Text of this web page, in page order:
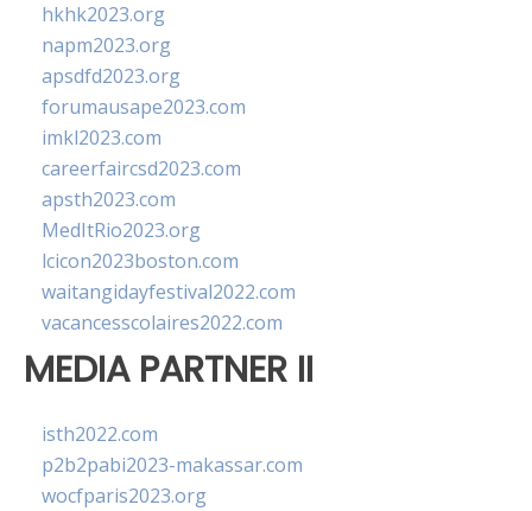
hkhk2023.org
napm2023.org
apsdfd2023.org
forumausape2023.com
imkl2023.com
careerfaircsd2023.com
apsth2023.com
MedItRio2023.org
lcicon2023boston.com
waitangidayfestival2022.com
vacancesscolaires2022.com
MEDIA PARTNER II
isth2022.com
p2b2pabi2023-makassar.com
wocfparis2023.org